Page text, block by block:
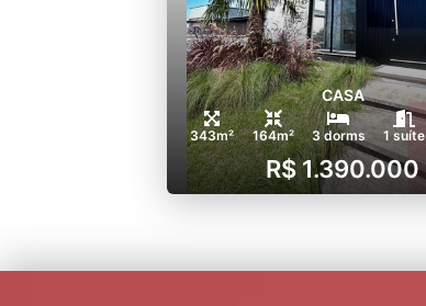
CASA
343m² 164m² 3 dorms 1 suíte
R$ 1.390.000